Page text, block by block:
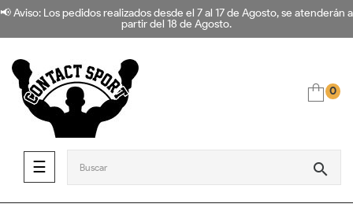
📢 Aviso: Los pedidos realizados desde el 7 al 17 de Agosto, se atenderán a
partir del 18 de Agosto.
search
0
Navegación de palanca
☰